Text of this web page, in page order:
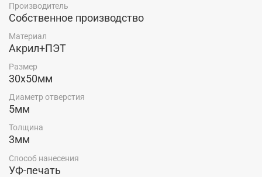
Производитель
Собственное производство
Материал
Акрил+ПЭТ
Размер
30х50мм
Диаметр отверстия
5мм
Толщина
3мм
Способ нанесения
УФ-печать